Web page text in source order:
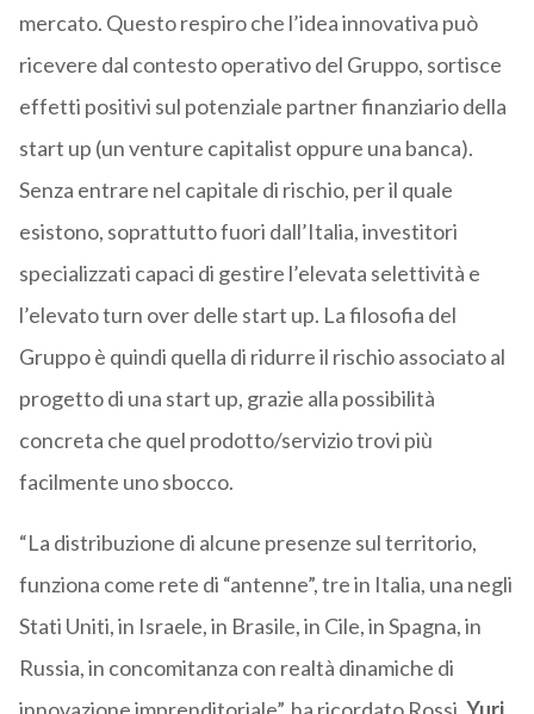
mercato. Questo respiro che l’idea innovativa può
ricevere dal contesto operativo del Gruppo, sortisce
effetti positivi sul potenziale partner finanziario della
start up (un venture capitalist oppure una banca).
Senza entrare nel capitale di rischio, per il quale
esistono, soprattutto fuori dall’Italia, investitori
specializzati capaci di gestire l’elevata selettività e
l’elevato turn over delle start up. La filosofia del
Gruppo è quindi quella di ridurre il rischio associato al
progetto di una start up, grazie alla possibilità
concreta che quel prodotto/servizio trovi più
facilmente uno sbocco.
“La distribuzione di alcune presenze sul territorio,
funziona come rete di “antenne”, tre in Italia, una negli
Stati Uniti, in Israele, in Brasile, in Cile, in Spagna, in
Russia, in concomitanza con realtà dinamiche di